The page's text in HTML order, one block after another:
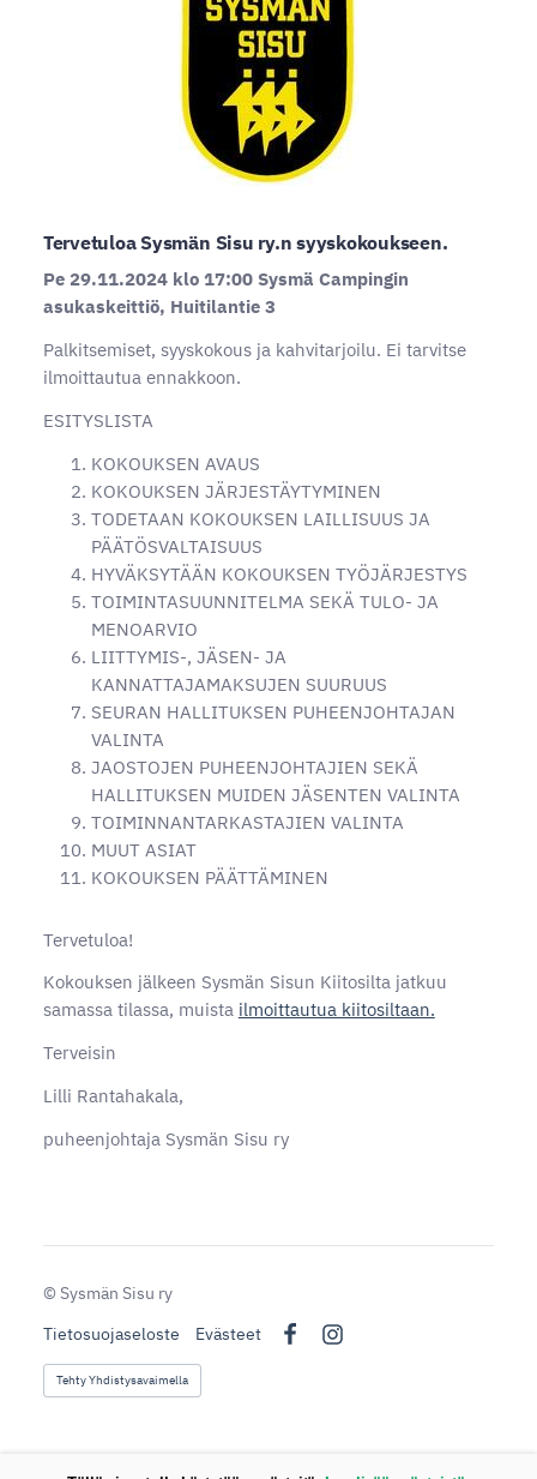
Tervetuloa Sysmän Sisu ry.n syyskokoukseen.
Pe 29.11.2024 klo 17:00 Sysmä Campingin
asukaskeittiö, Huitilantie 3
Palkitsemiset, syyskokous ja kahvitarjoilu. Ei tarvitse
ilmoittautua ennakkoon.
ESITYSLISTA
KOKOUKSEN AVAUS
KOKOUKSEN JÄRJESTÄYTYMINEN
TODETAAN KOKOUKSEN LAILLISUUS JA
PÄÄTÖSVALTAISUUS
HYVÄKSYTÄÄN KOKOUKSEN TYÖJÄRJESTYS
TOIMINTASUUNNITELMA SEKÄ TULO- JA
MENOARVIO
LIITTYMIS-, JÄSEN- JA
KANNATTAJAMAKSUJEN SUURUUS
SEURAN HALLITUKSEN PUHEENJOHTAJAN
VALINTA
JAOSTOJEN PUHEENJOHTAJIEN SEKÄ
HALLITUKSEN MUIDEN JÄSENTEN VALINTA
TOIMINNANTARKASTAJIEN VALINTA
MUUT ASIAT
KOKOUKSEN PÄÄTTÄMINEN
Tervetuloa!
Kokouksen jälkeen Sysmän Sisun Kiitosilta jatkuu
samassa tilassa, muista ilmoittautua kiitosiltaan.
Terveisin
Lilli Rantahakala,
puheenjohtaja Sysmän Sisu ry
© Sysmän Sisu ry
Tietosuojaseloste
Evästeet
Tehty Yhdistysavaimella